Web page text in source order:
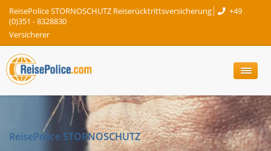
ReisePolice STORNOSCHUTZ Reiserücktrittsversicherung
+49
(0)351 - 8328830
Versicherer
ReisePolice STORNOSCHUTZ